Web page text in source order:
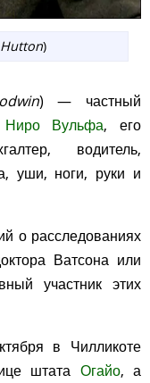
)
) — частный
Ниро Вульфа, его
водитель,
уши, ноги, руки и
о расследованиях
Ватсона или
участник этих
в Чилликоте
штата Огайо, а